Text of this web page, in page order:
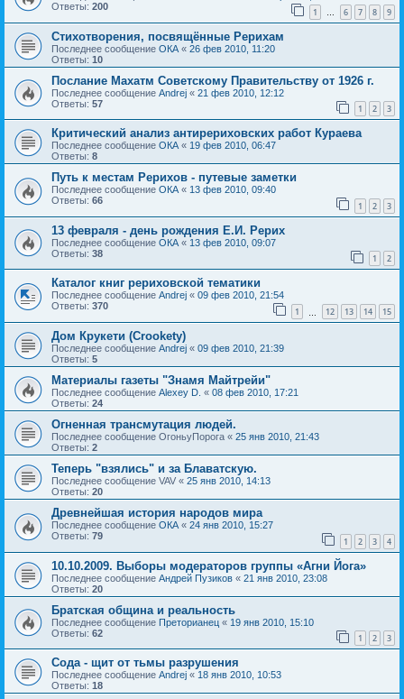
Ответы: 200 1 6 7 8 9
Стихотворения, посвящённые Рерихам
Последнее сообщение ОКА « 26 фев 2010, 11:20
Ответы: 10
Послание Махатм Советскому Правительству от 1926 г.
Последнее сообщение Andrej « 21 фев 2010, 12:12
Ответы: 57 1 2 3
Критический анализ антирериховских работ Кураева
Последнее сообщение ОКА « 19 фев 2010, 06:47
Ответы: 8
Путь к местам Рерихов - путевые заметки
Последнее сообщение ОКА « 13 фев 2010, 09:40
Ответы: 66 1 2 3
13 февраля - день рождения Е.И. Рерих
Последнее сообщение ОКА « 13 фев 2010, 09:07
Ответы: 38 1 2
Каталог книг рериховской тематики
Последнее сообщение Andrej « 09 фев 2010, 21:54
Ответы: 370 1 12 13 14 15
Дом Крукети (Crookety)
Последнее сообщение Andrej « 09 фев 2010, 21:39
Ответы: 5
Материалы газеты "Знамя Майтрейи"
Последнее сообщение Alexey D. « 08 фев 2010, 17:21
Ответы: 24
Огненная трансмутация людей.
Последнее сообщение ОгоньуПорога « 25 янв 2010, 21:43
Ответы: 2
Теперь "взялись" и за Блаватскую.
Последнее сообщение VAV « 25 янв 2010, 14:13
Ответы: 20
Древнейшая история народов мира
Последнее сообщение ОКА « 24 янв 2010, 15:27
Ответы: 79 1 2 3 4
10.10.2009. Выборы модераторов группы «Агни Йога»
Последнее сообщение Андрей Пузиков « 21 янв 2010, 23:08
Ответы: 20
Братская община и реальность
Последнее сообщение Преторианец « 19 янв 2010, 15:10
Ответы: 62 1 2 3
Сода - щит от тьмы разрушения
Последнее сообщение Andrej « 18 янв 2010, 10:53
Ответы: 18